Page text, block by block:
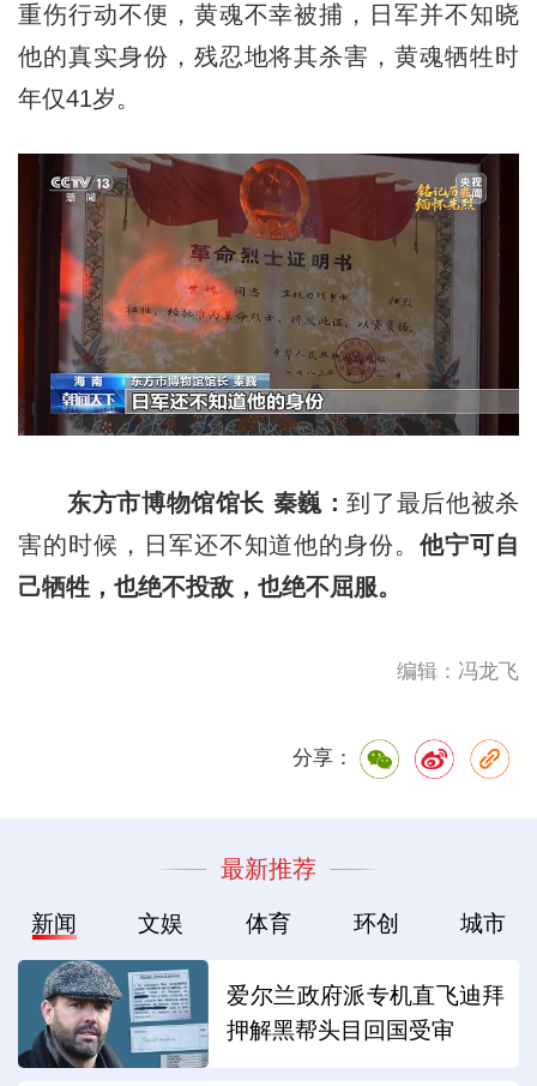
重伤行动不便，黄魂不幸被捕，日军并不知晓
他的真实身份，残忍地将其杀害，黄魂牺牲时
年仅41岁。
东方市博物馆馆长 秦巍：到了最后他被杀
害的时候，日军还不知道他的身份。他宁可自
己牺牲，也绝不投敌，也绝不屈服。
编辑：冯龙飞
分享：
最新推荐
新闻 文娱 体育 环创 城市
爱尔兰政府派专机直飞迪拜
押解黑帮头目回国受审